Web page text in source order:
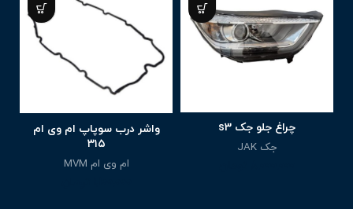
چراغ جلو جک s3
جک JAK
واشر درب سوپاپ ام وی ام
۳۱۵
ام وی ام MVM